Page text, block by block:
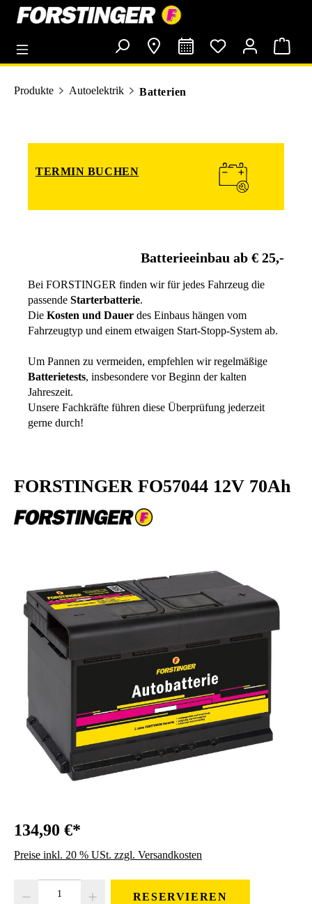
springen
Produkte Autoelektrik Batterien
TERMIN BUCHEN
Batterieeinbau ab € 25,-
Bei FORSTINGER finden wir für jedes Fahrzeug die
passende Starterbatterie.
Die Kosten und Dauer des Einbaus hängen vom
Fahrzeugtyp und einem etwaigen Start-Stopp-System ab.
Um Pannen zu vermeiden, empfehlen wir regelmäßige
Batterietests, insbesondere vor Beginn der kalten
Jahreszeit.
Unsere Fachkräfte führen diese Überprüfung jederzeit
gerne durch!
FORSTINGER FO57044 12V 70Ah
134,90 €*
Preise inkl. 20 % USt. zzgl. Versandkosten
RESERVIEREN